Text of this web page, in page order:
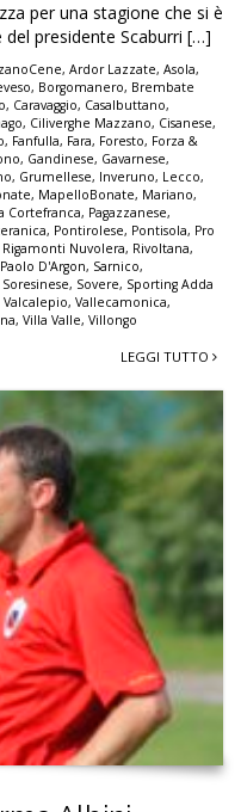
per una stagione che si è
del presidente Scaburri […]
, Ardor Lazzate, Asola,
, Borgomanero, Brembate
, Caravaggio, Casalbuttano,
, Ciliverghe Mazzano, Cisanese,
, Fanfulla, Fara, Foresto, Forza &
, Gandinese, Gavarnese,
, Grumellese, Inveruno, Lecco,
, MapelloBonate, Mariano,
Cortefranca, Pagazzanese,
, Pontirolese, Pontisola, Pro
Rigamonti Nuvolera, Rivoltana,
D'Argon, Sarnico,
Soresinese, Sovere, Sporting Adda
Valcalepio, Vallecamonica,
, Villa Valle, Villongo
LEGGI TUTTO